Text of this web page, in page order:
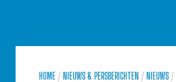
HOME / NIEUWS & PERSBERICHTEN / NIEUWS /